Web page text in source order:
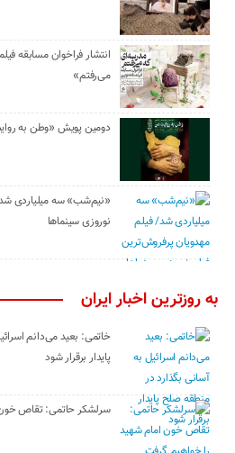
انتشار فراخوان مسابقه
می‌رفتم»
دومین پویش «وطن به
«نیم‌شب» سه میلیاردی
نوروزی سینماها
به روزترین اخبار ایران
خاتمی: بعید می‌دانم
پایدار برقرار شود
سرلشکر حاتمی: تقاص